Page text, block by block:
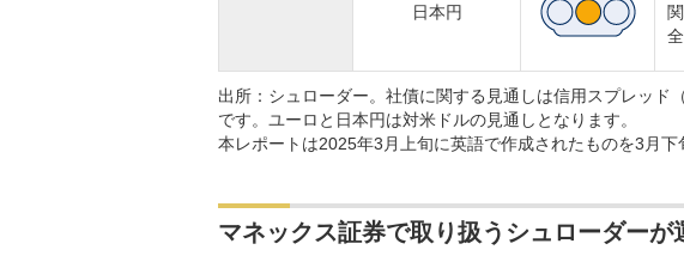
日本円
出所：シュローダー。社債に関する見通しは信用スプレッ
です。ユーロと日本円は対米ドルの見通しとなります。
本レポートは2025年3月上旬に英語で作成されたものを3月下
マネックス証券で取り扱うシュローダーが